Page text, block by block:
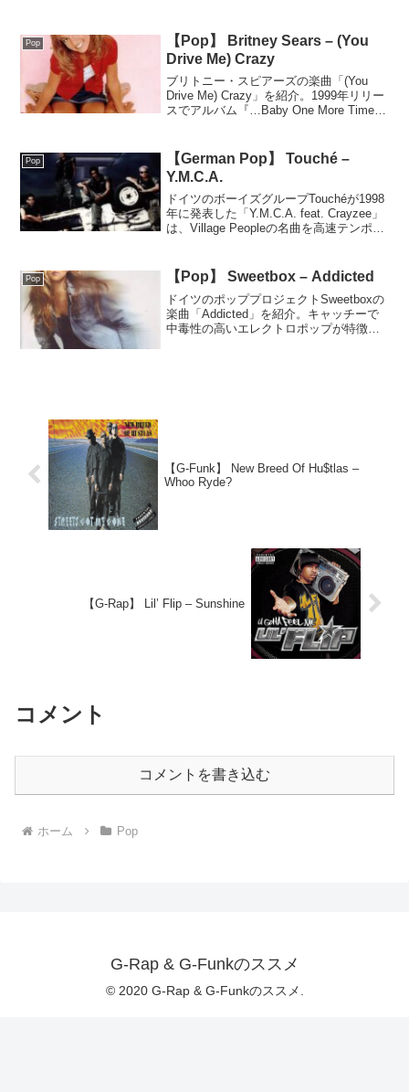
Pop
【Pop】 Britney Sears – (You
Drive Me) Crazy
ブリトニー・スピアーズの楽曲「(You
Drive Me) Crazy」を紹介。1999年リリー
スでアルバム『…Baby One More Time』
Pop
【German Pop】 Touché –
Y.M.C.A.
ドイツのボーイズグループTouchéが1998
年に発表した「Y.M.C.A. feat. Crayzee」
は、Village Peopleの名曲を高速テンポと
Pop 【Pop】 Sweetbox – Addicted
ドイツのポッププロジェクトSweetboxの
楽曲「Addicted」を紹介。キャッチーで
中毒性の高いエレクトロポップが特徴
【G-Funk】 New Breed Of Hu$tlas –
Whoo Ryde?
【G-Rap】 Lil’ Flip – Sunshine
コメント
コメントを書き込む
ホーム Pop
G-Rap & G-Funkのススメ
© 2020 G-Rap & G-Funkのススメ.